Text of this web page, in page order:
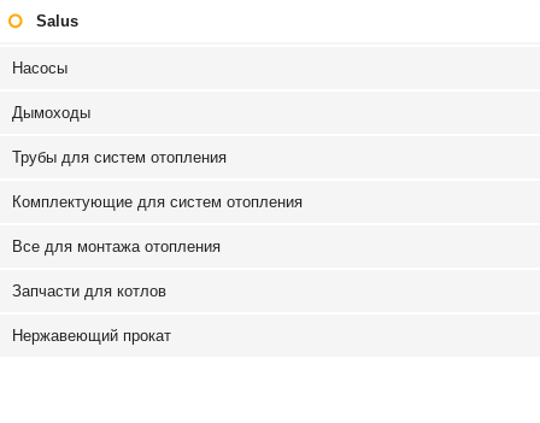
Salus
Насосы
Дымоходы
Трубы для систем отопления
Комплектующие для систем отопления
Все для монтажа отопления
Запчасти для котлов
Нержавеющий прокат